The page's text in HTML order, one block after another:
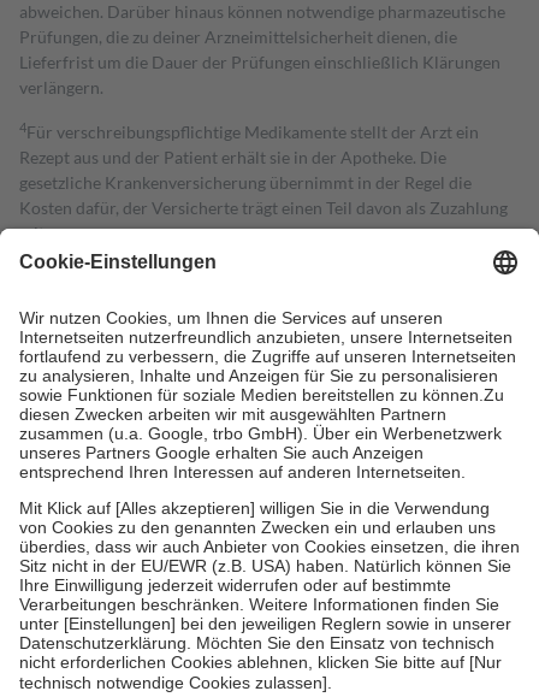
abweichen. Darüber hinaus können notwendige pharmazeutische
Prüfungen, die zu deiner Arzneimittelsicherheit dienen, die
Lieferfrist um die Dauer der Prüfungen einschließlich Klärungen
verlängern.
4Für verschreibungspflichtige Medikamente stellt der Arzt ein
Rezept aus und der Patient erhält sie in der Apotheke. Die
gesetzliche Krankenversicherung übernimmt in der Regel die
Kosten dafür, der Versicherte trägt einen Teil davon als Zuzahlung
mit.
Grundsätzlich leisten Mitglieder Zuzahlungen in Höhe von zehn
höchstens zehn Euro.
Es sind jedoch nie mehr als die tatsächlichen
Kosten der Leistung zu entrichten.
Diese Regeln gelten grundsätzlich auch für Online-Apotheken.
Bei Heilmitteln und häuslicher Krankenpflege beträgt die
Zuzahlung zehn Prozent der Kosten sowie zehn Euro je
Verordnung.
Um das Engagement der Versicherten für ihre eigene Gesundheit zu
stärken und die besondere Stellung der Familie zu unterstützen,
fallenkeine Zuzahlungenan bei:
• Kindern und Jugendlichen bis zum vollendeten 18. Lebensjahr
mit Ausnahme der Fahrkosten
• Untersuchungen zur Vorsorge und Früherkennung, die von der
GKV getragen werden
• empfohlenen Schutzimpfungen
• Harn- und Blutteststreifen